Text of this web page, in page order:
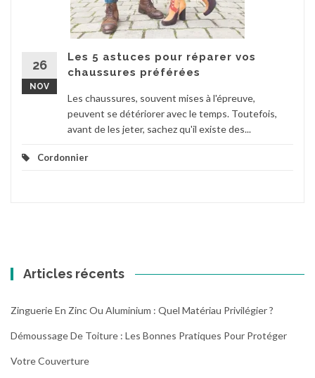
26
NOV
Les 5 astuces pour réparer vos
chaussures préférées
Les chaussures, souvent mises à l'épreuve,
peuvent se détériorer avec le temps. Toutefois,
avant de les jeter, sachez qu'il existe des...
Cordonnier
Articles récents
Zinguerie En Zinc Ou Aluminium : Quel Matériau Privilégier ?
Démoussage De Toiture : Les Bonnes Pratiques Pour Protéger
Votre Couverture